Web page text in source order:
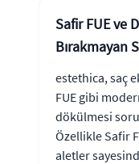
Safir FUE ve
Bırakmayan
estethica, saç
FUE gibi
dökülmesi
Özellikle Safir
aletler